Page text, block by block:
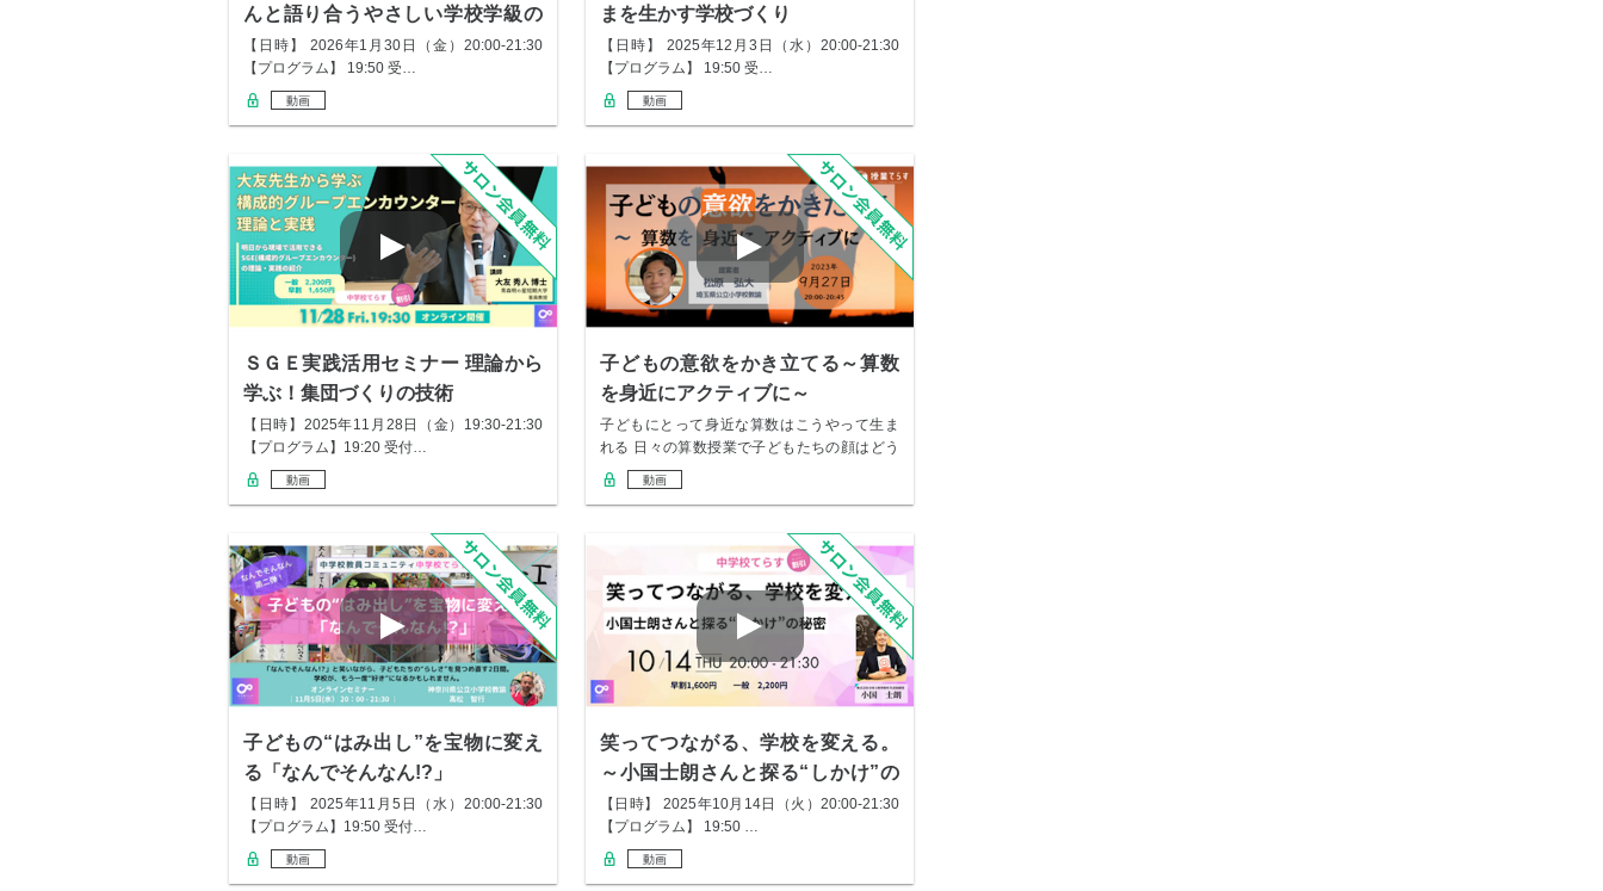
んと語り合うやさしい学校学級の
つくり方
【日時】 2026年1月30日（金）20:00-21:30
【プログラム】 19:50 受…
動画
まを生かす学校づくり
【日時】 2025年12月3日（水）20:00-21:30
【プログラム】 19:50 受…
動画
ＳＧＥ実践活用セミナー 理論から
学ぶ！集団づくりの技術
【日時】2025年11月28日（金）19:30-21:30
【プログラム】19:20 受付…
動画
子どもの意欲をかき立てる～算数
を身近にアクティブに～
子どもにとって身近な算数はこうやって生ま
れる 日々の算数授業で子どもたちの顔はどう
だろうか…
動画
子どもの“はみ出し”を宝物に変え
る「なんでそんなん!?」
【日時】 2025年11月5日（水）20:00-21:30
【プログラム】19:50 受付…
動画
笑ってつながる、学校を変える。
～小国士朗さんと探る“しかけ”の
秘密～
【日時】 2025年10月14日（火）20:00-21:30
【プログラム】 19:50 …
動画